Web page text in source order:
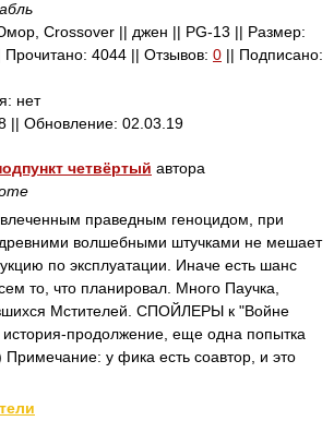
Crossover || джен || PG-13 || Размер:
4044 || Отзывов: 0 || Подписано:
нет
|| Обновление: 02.03.19
четвёртый автора
праведным геноцидом, при
древними волшебными штучками не мешает
по эксплуатации. Иначе есть шанс
то, что планировал. Много Паучка,
Мстителей. СПОЙЛЕРЫ к "Войне
история-продолжение, еще одна попытка
Примечание: у фика есть соавтор, и это